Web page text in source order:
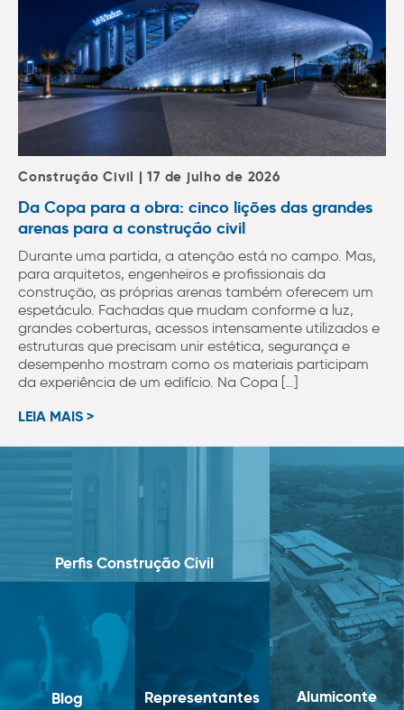
Construção Civil | 17 de julho de 2026
Da Copa para a obra: cinco lições das grandes
arenas para a construção civil
Durante uma partida, a atenção está no campo. Mas,
para arquitetos, engenheiros e profissionais da
construção, as próprias arenas também oferecem um
espetáculo. Fachadas que mudam conforme a luz,
grandes coberturas, acessos intensamente utilizados e
estruturas que precisam unir estética, segurança e
desempenho mostram como os materiais participam
da experiência de um edifício. Na Copa […]
LEIA MAIS >
Perfis Construção Civil
Alumiconte
Blog Representantes